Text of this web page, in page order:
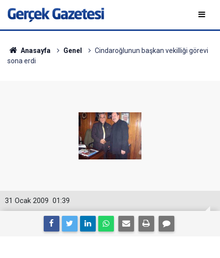
Anasayfa Genel
Cindaroğlunun başkan vekilliği görevi
sona erdi
01:39
31 Ocak 2009